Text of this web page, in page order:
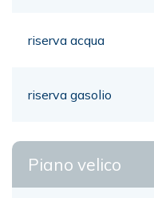
riserva acqua
riserva gasolio
Piano velico